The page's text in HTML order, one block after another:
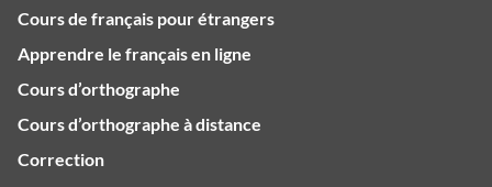
Cours de français pour étrangers
Apprendre le français en ligne
Cours d’orthographe
Cours d’orthographe à distance
Correction